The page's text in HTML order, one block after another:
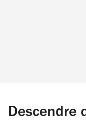
Descendre